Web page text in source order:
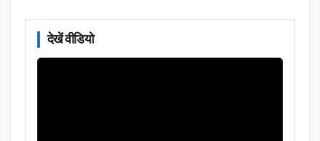
देखें वीडियो